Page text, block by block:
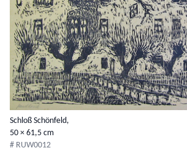
Schloß Schönfeld,
50 × 61,5 cm
# RUW0012